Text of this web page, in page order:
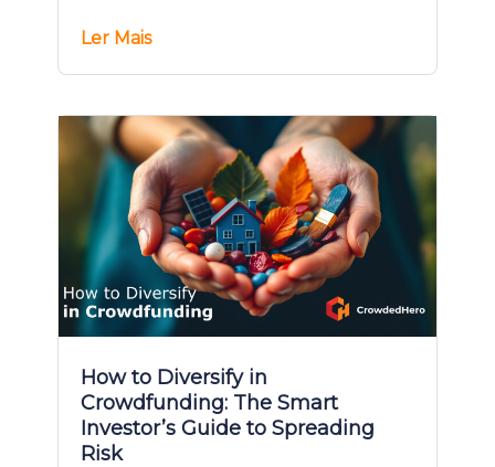
Ler Mais
How to Diversify in
Crowdfunding: The Smart
Investor’s Guide to Spreading
Risk